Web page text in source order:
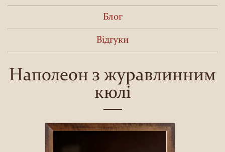
Блог
Відгуки
Наполеон з журавлинним
кюлі